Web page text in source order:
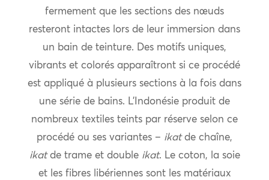
fermement que les sections des nœuds
resteront intactes lors de leur immersion dans
un bain de teinture. Des motifs uniques,
vibrants et colorés apparaîtront si ce procédé
est appliqué à plusieurs sections à la fois dans
une série de bains. L’Indonésie produit de
nombreux textiles teints par réserve selon ce
procédé ou ses variantes – ikatde chaîne,
ikatde trame et double ikat. Le coton, la soie
et les fibres libériennes sont les matériaux